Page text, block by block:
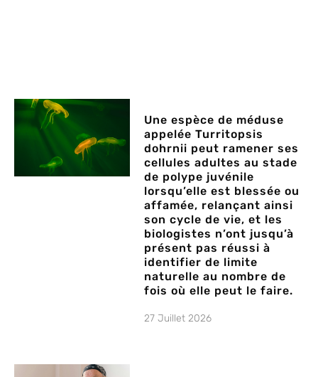
Une espèce de méduse
appelée Turritopsis
dohrnii peut ramener ses
cellules adultes au stade
de polype juvénile
lorsqu’elle est blessée ou
affamée, relançant ainsi
son cycle de vie, et les
biologistes n’ont jusqu’à
présent pas réussi à
identifier de limite
naturelle au nombre de
fois où elle peut le faire.
27 Juillet 2026